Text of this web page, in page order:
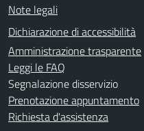
Note legali
Dichiarazione di accessibilità
Amministrazione trasparente
Leggi le FAQ
Segnalazione disservizio
Prenotazione appuntamento
Richiesta d'assistenza